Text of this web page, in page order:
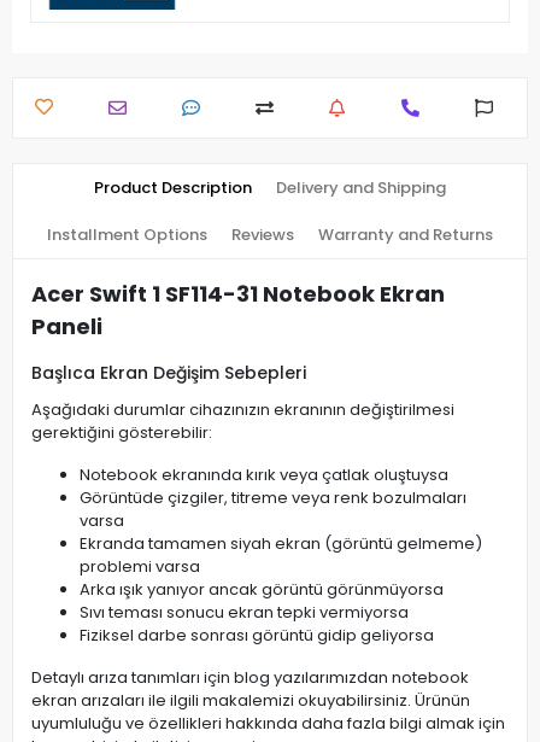
Product Description Delivery and Shipping
Installment Options Reviews Warranty and Returns
Acer Swift 1 SF114-31 Notebook Ekran
Paneli
Başlıca Ekran Değişim Sebepleri
Aşağıdaki durumlar cihazınızın ekranının değiştirilmesi
gerektiğini gösterebilir:
Notebook ekranında kırık veya çatlak oluştuysa
Görüntüde çizgiler, titreme veya renk bozulmaları
varsa
Ekranda tamamen siyah ekran (görüntü gelmeme)
problemi varsa
Arka ışık yanıyor ancak görüntü görünmüyorsa
Sıvı teması sonucu ekran tepki vermiyorsa
Fiziksel darbe sonrası görüntü gidip geliyorsa
Detaylı arıza tanımları için blog yazılarımızdan notebook
ekran arızaları ile ilgili makalemizi okuyabilirsiniz. Ürünün
uyumluluğu ve özellikleri hakkında daha fazla bilgi almak için